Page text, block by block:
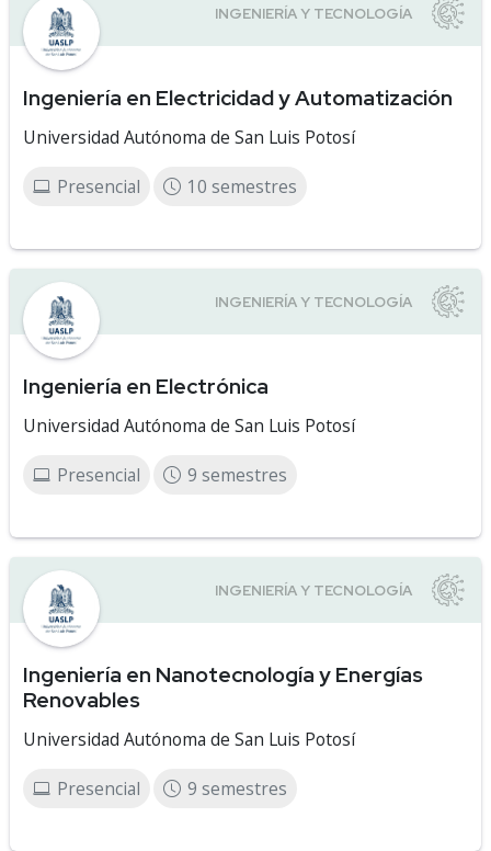
Ingeniería en Electricidad y Automatización
Universidad Autónoma de San Luis Potosí
Presencial 10 semestres
Ingeniería en Electrónica
Universidad Autónoma de San Luis Potosí
Presencial 9 semestres
Ingeniería en Nanotecnología y Energías
Renovables
Universidad Autónoma de San Luis Potosí
Presencial 9 semestres